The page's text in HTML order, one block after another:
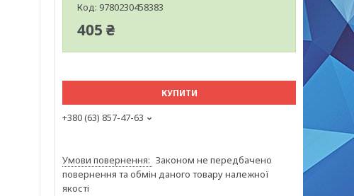
Код: 9780230458383
405 ₴
КУПИТИ
+380 (63) 857-47-63
Законом не передбачено
повернення та обмін даного товару належної
якості